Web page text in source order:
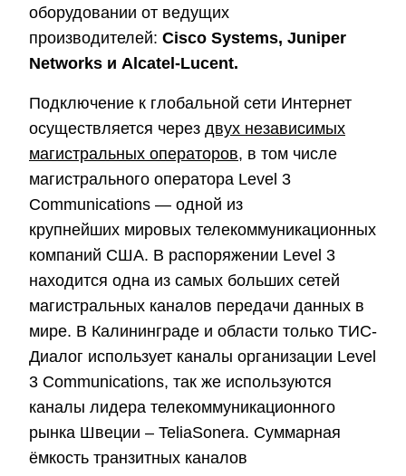
оборудовании от ведущих
производителей: Cisco Systems, Juniper
Networks и Alcatel-Lucent.
Подключение к глобальной сети Интернет
осуществляется через двух независимых
магистральных операторов, в том числе
магистрального оператора Level 3
Communications — одной из
крупнейших мировых телекоммуникационных
компаний США. В распоряжении Level 3
находится одна из самых больших сетей
магистральных каналов передачи данных в
мире. В Калининграде и области только ТИС-
Диалог использует каналы организации Level
3 Communications, так же используются
каналы лидера телекоммуникационного
рынка Швеции – TeliaSonera. Суммарная
ёмкость транзитных каналов